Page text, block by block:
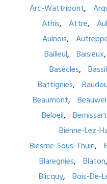
Arc-Wattripont
Athis
Attre
Aulnois
Bailleul
Baisieux
Basècles
Battignies
Beaumont
Beloeil
Bernissart
Bienne-Lez-
Biesme-Sous-Thuin
Blaregnies
Blaton
Blicquy
Bois-De-